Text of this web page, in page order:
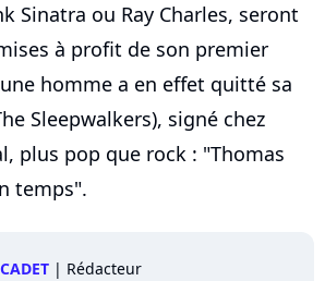
Sinatra ou Ray Charles, seront
à profit de son premier
homme a en effet quitté sa
Sleepwalkers), signé chez
plus pop que rock : "Thomas
temps".
| Rédacteur